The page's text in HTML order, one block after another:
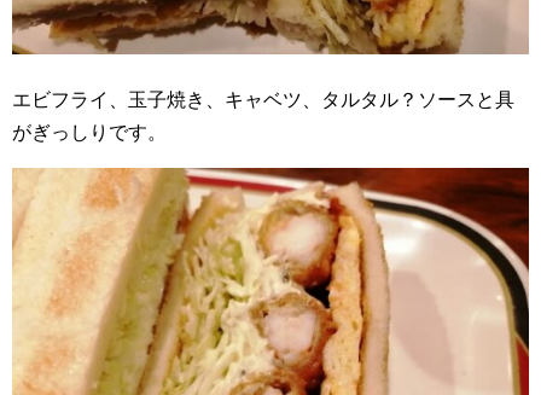
エビフライ、玉子焼き、キャベツ、タルタル？ソースと具
がぎっしりです。